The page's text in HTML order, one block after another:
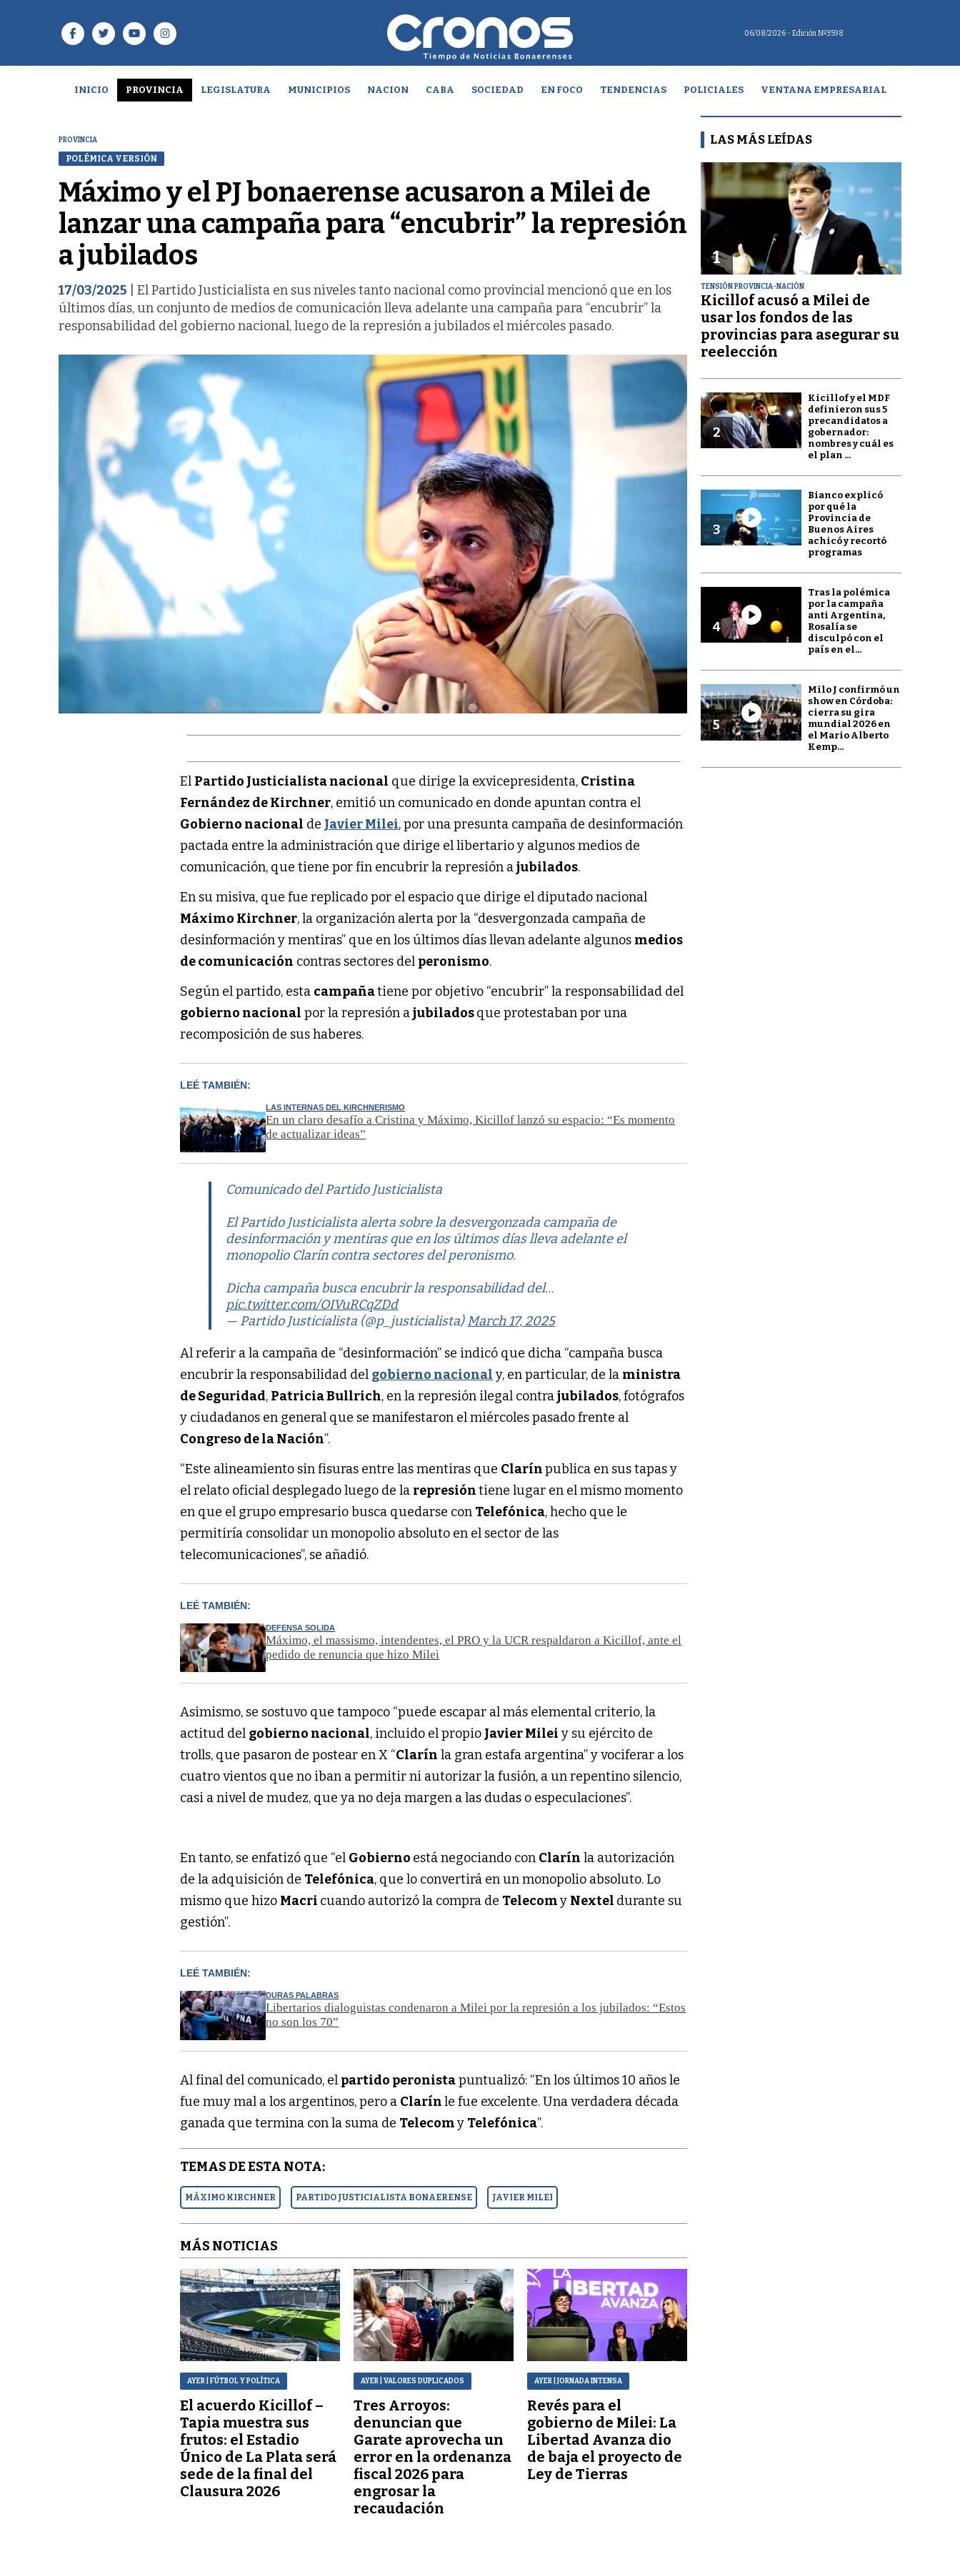
06/08/2026 - Edición Nº3598
INICIO PROVINCIA LEGISLATURA MUNICIPIOS NACION CABA SOCIEDAD EN FOCO TENDENCIAS POLICIALES VENTANA EMPRESARIAL
PROVINCIA
POLÉMICA VERSIÓN
Máximo y el PJ bonaerense acusaron a Milei de
lanzar una campaña para “encubrir” la represión
a jubilados
17/03/2025 | El Partido Justicialista en sus niveles tanto nacional como provincial mencionó que en los
últimos días, un conjunto de medios de comunicación lleva adelante una campaña para “encubrir” la
responsabilidad del gobierno nacional, luego de la represión a jubilados el miércoles pasado.
El Partido Justicialista nacional que dirige la exvicepresidenta, Cristina
Fernández de Kirchner, emitió un comunicado en donde apuntan contra el
Gobierno nacional de Javier Milei, por una presunta campaña de desinformación
pactada entre la administración que dirige el libertario y algunos medios de
comunicación, que tiene por fin encubrir la represión ajubilados.
En su misiva, que fue replicado por el espacio que dirige el diputado nacional
Máximo Kirchner, la organización alerta por la “desvergonzada campaña de
desinformación y mentiras” que en los últimos días llevan adelante algunos medios
de comunicación contras sectores del peronismo.
Según el partido, esta campañatiene por objetivo “encubrir” la responsabilidad del
gobierno nacional por la represión ajubiladosque protestaban por una
recomposición de sus haberes.
LEÉ TAMBIÉN:
LAS INTERNAS DEL KIRCHNERISMO
En un claro desafío a Cristina y Máximo, Kicillof lanzó su espacio: “Es momento
de actualizar ideas”
Comunicado del Partido Justicialista
El Partido Justicialista alerta sobre la desvergonzada campaña de
desinformación y mentiras que en los últimos días lleva adelante el
monopolio Clarín contra sectores del peronismo.
Dicha campaña busca encubrir la responsabilidad del…
pic.twitter.com/OIVuRCqZDd
— Partido Justicialista (@p_justicialista)March 17, 2025
Al referir a la campaña de “desinformación” se indicó que dicha “campaña busca
encubrir la responsabilidad del gobierno nacional y, en particular, de la ministra
de Seguridad, Patricia Bullrich, en la represión ilegal contrajubilados, fotógrafos
y ciudadanos en general que se manifestaron el miércoles pasado frente al
Congreso de la Nación”.
“Este alineamiento sin fisuras entre las mentiras que Clarínpublica en sus tapas y
el relato oficial desplegado luego de la represióntiene lugar en el mismo momento
en que el grupo empresario busca quedarse con Telefónica, hecho que le
permitiría consolidar un monopolio absoluto en el sector de las
telecomunicaciones”, se añadió.
LEÉ TAMBIÉN:
DEFENSA SOLIDA
Máximo, el massismo, intendentes, el PRO y la UCR respaldaron a Kicillof, ante el
pedido de renuncia que hizo Milei
Asimismo, se sostuvo que tampoco “puede escapar al más elemental criterio, la
actitud del gobierno nacional, incluido el propio Javier Milei y su ejército de
trolls, que pasaron de postear en X “Clarín la gran estafa argentina” y vociferar a los
cuatro vientos que no iban a permitir ni autorizar la fusión, a un repentino silencio,
casi a nivel de mudez, que ya no deja margen a las dudas o especulaciones”.
En tanto, se enfatizó que “el Gobierno está negociando con Clarín la autorización
de la adquisición de Telefónica, que lo convertirá en un monopolio absoluto. Lo
mismo que hizo Macri cuando autorizó la compra de Telecomy Nextel durante su
gestión”.
LEÉ TAMBIÉN:
DURAS PALABRAS
Libertarios dialoguistas condenaron a Milei por la represión a los jubilados: “Estos
no son los 70”
Al final del comunicado, el partido peronistapuntualizó: “En los últimos 10 años le
fue muy mal a los argentinos, pero a Clarínle fue excelente. Una verdadera década
ganada que termina con la suma de Telecomy Telefónica”.
TEMAS DE ESTA NOTA:
MÁXIMO KIRCHNER PARTIDO JUSTICIALISTA BONAERENSE JAVIER MILEI
MÁS NOTICIAS
AYER | FÚTBOL Y POLÍTICA
El acuerdo Kicillof –
Tapia muestra sus
frutos: el Estadio
Único de La Plata será
sede de la final del
Clausura 2026
AYER | VALORES DUPLICADOS
Tres Arroyos:
denuncian que
Garate aprovecha un
error en la ordenanza
fiscal 2026 para
engrosar la
recaudación
AYER | JORNADA INTENSA
Revés para el
gobierno de Milei: La
Libertad Avanza dio
de baja el proyecto de
Ley de Tierras
LAS MÁS LEÍDAS
1
TENSIÓN PROVINCIA-NACIÓN
Kicillof acusó a Milei de
usar los fondos de las
provincias para asegurar su
reelección
2
Kicillof y el MDF
definieron sus 5
precandidatos a
gobernador:
nombres y cuál es
el plan ...
3
Bianco explicó
por qué la
Provincia de
Buenos Aires
achicó y recortó
programas
4
Tras la polémica
por la campaña
anti Argentina,
Rosalía se
disculpó con el
país en el...
5
Milo J confirmó un
show en Córdoba:
cierra su gira
mundial 2026 en
el Mario Alberto
Kemp...